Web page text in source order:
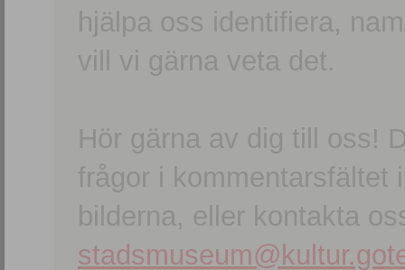
hjälpa oss identifiera,
vill vi gärna veta det.
Hör gärna av dig till oss!
frågor i kommentarsfältet
bilderna, eller kontakta